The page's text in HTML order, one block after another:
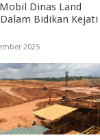
Dinas Land
Bidikan Kejati
2025